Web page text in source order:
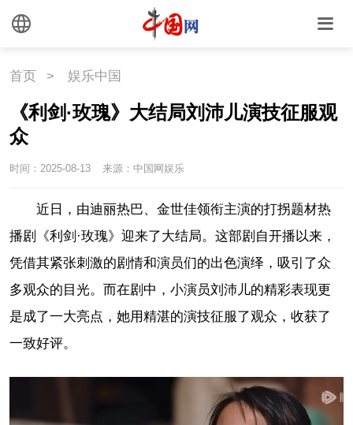
首页 > 娱乐中国
《利剑·玫瑰》大结局刘沛儿演技征服观
众
时间：2025-08-13 来源：中国网娱乐
近日，由迪丽热巴、金世佳领衔主演的打拐题材热
播剧《利剑·玫瑰》迎来了大结局。这部剧自开播以来，
凭借其紧张刺激的剧情和演员们的出色演绎，吸引了众
多观众的目光。而在剧中，小演员刘沛儿的精彩表现更
是成了一大亮点，她用精湛的演技征服了观众，收获了
一致好评。